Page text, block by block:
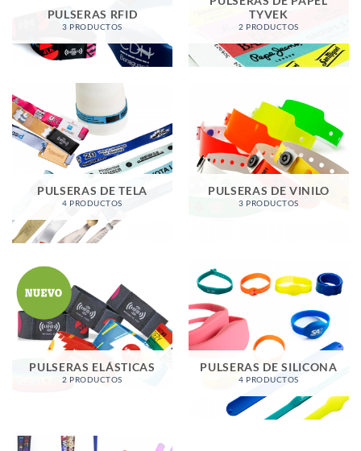
PULSERAS RFID
3 PRODUCTOS
TYVEK
2 PRODUCTOS
PULSERAS DE TELA
4 PRODUCTOS
PULSERAS DE VINILO
3 PRODUCTOS
PULSERAS ELÁSTICAS
2 PRODUCTOS
PULSERAS DE SILICONA
4 PRODUCTOS